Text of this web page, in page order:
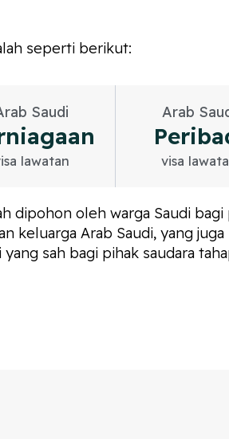
seperti berikut:
Saudi
lawatan
Arab
visa
dipohon oleh warga Saudi bagi
keluarga Arab Saudi, yang
sah bagi pihak saudara